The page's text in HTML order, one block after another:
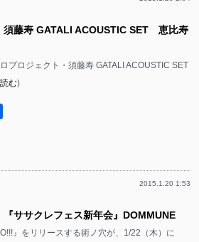
須藤寿 GATALI ACOUSTIC SET 恵比寿
プロジェクト・須藤寿 GATALI ACOUSTIC SET
む)
2015.1.20 1:53
『ササクレフェス新年会』DOMMUNE
』をリリースする術ノ穴が、1/22（木）に